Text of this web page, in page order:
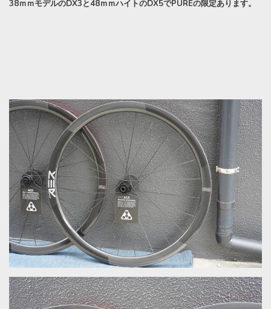
38ｍｍモデルのDX3と48ｍｍハイトのDX5でPUREの限定あります。